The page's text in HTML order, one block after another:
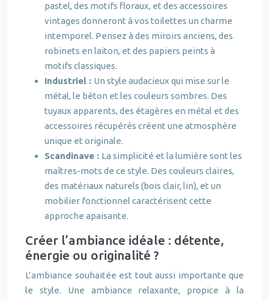
pastel, des motifs floraux, et des accessoires
vintages donneront à vos toilettes un charme
intemporel. Pensez à des miroirs anciens, des
robinets en laiton, et des papiers peints à
motifs classiques.
Industriel : Un style audacieux qui mise sur le
métal, le béton et les couleurs sombres. Des
tuyaux apparents, des étagères en métal et des
accessoires récupérés créent une atmosphère
unique et originale.
Scandinave : La simplicité et la lumière sont les
maîtres-mots de ce style. Des couleurs claires,
des matériaux naturels (bois clair, lin), et un
mobilier fonctionnel caractérisent cette
approche apaisante.
Créer l’ambiance idéale : détente,
énergie ou originalité ?
L’ambiance souhaitée est tout aussi importante que
le style. Une ambiance relaxante, propice à la